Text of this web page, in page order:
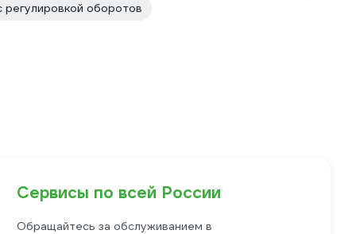
регулировкой оборотов
Сервисы по всей России
Обращайтесь за обслуживанием в